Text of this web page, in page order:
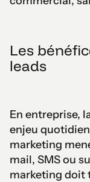
Les
leads
En entreprise,
enjeu
marketing
mail, SMS ou
marketing doit